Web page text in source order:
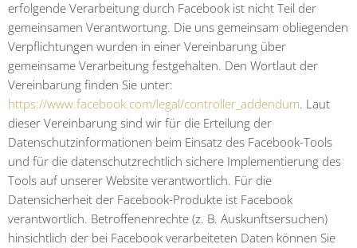
erfolgende Verarbeitung durch Facebook ist nicht Teil der
gemeinsamen Verantwortung. Die uns gemeinsam obliegenden
Verpflichtungen wurden in einer Vereinbarung über
gemeinsame Verarbeitung festgehalten. Den Wortlaut der
Vereinbarung finden Sie unter:
https://www.facebook.com/legal/controller_addendum. Laut
dieser Vereinbarung sind wir für die Erteilung der
Datenschutzinformationen beim Einsatz des Facebook-Tools
und für die datenschutzrechtlich sichere Implementierung des
Tools auf unserer Website verantwortlich. Für die
Datensicherheit der Facebook-Produkte ist Facebook
verantwortlich. Betroffenenrechte (z. B. Auskunftsersuchen)
hinsichtlich der bei Facebook verarbeiteten Daten können Sie